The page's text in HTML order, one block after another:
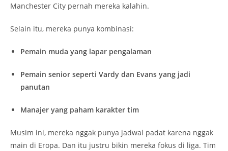
Manchester City pernah mereka kalahin.
Selain itu, mereka punya kombinasi:
Pemain muda yang lapar pengalaman
Pemain senior seperti Vardy dan Evans yang jadi
panutan
Manajer yang paham karakter tim
Musim ini, mereka nggak punya jadwal padat karena nggak
main di Eropa. Dan itu justru bikin mereka fokus di liga. Tim